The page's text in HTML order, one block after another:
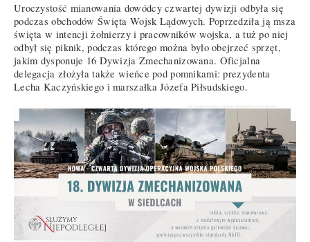
Uroczystość mianowania dowódcy czwartej dywizji odbyła się
podczas obchodów Święta Wojsk Lądowych. Poprzedziła ją msza
święta w intencji żołnierzy i pracowników wojska, a tuż po niej
odbył się piknik, podczas którego można było obejrzeć sprzęt,
jakim dysponuje 16 Dywizja Zmechanizowana. Oficjalna
delegacja złożyła także wieńce pod pomnikami: prezydenta
Lecha Kaczyńskiego i marszałka Józefa Piłsudskiego.